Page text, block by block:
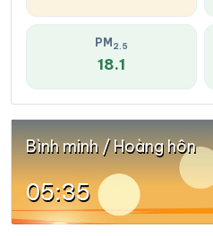
PM 2.5
18.1
Bình minh / Hoàng hôn
05:35